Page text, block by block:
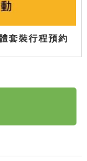
套裝行程預約